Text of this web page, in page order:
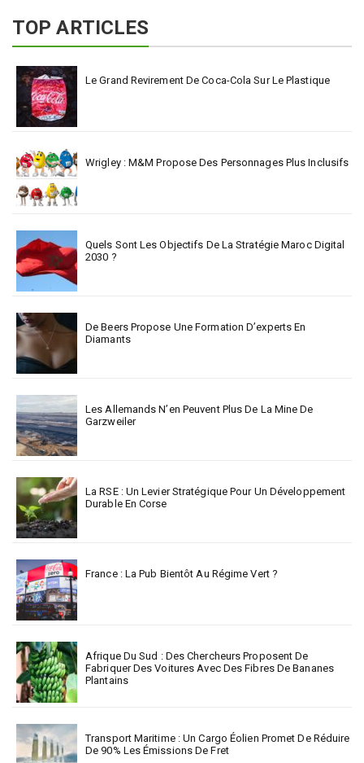
TOP ARTICLES
Le Grand Revirement De Coca-Cola Sur Le Plastique
Wrigley : M&M Propose Des Personnages Plus Inclusifs
Quels Sont Les Objectifs De La Stratégie Maroc Digital
2030 ?
De Beers Propose Une Formation D’experts En
Diamants
Les Allemands N’en Peuvent Plus De La Mine De
Garzweiler
La RSE : Un Levier Stratégique Pour Un Développement
Durable En Corse
France : La Pub Bientôt Au Régime Vert ?
Afrique Du Sud : Des Chercheurs Proposent De
Fabriquer Des Voitures Avec Des Fibres De Bananes
Plantains
Transport Maritime : Un Cargo Éolien Promet De Réduire
De 90% Les Émissions De Fret